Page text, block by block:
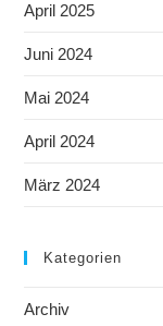
April 2025
Juni 2024
Mai 2024
April 2024
März 2024
Kategorien
Archiv